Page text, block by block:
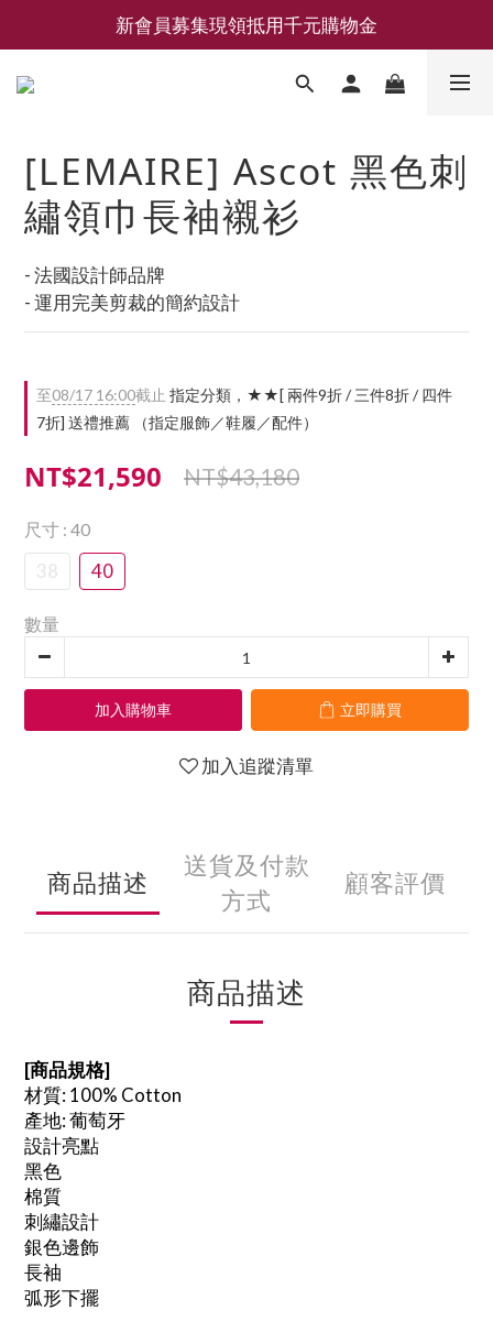
新會員募集現領抵用千元購物金
新會員募集現領抵用千元購物金
LEMAIRE 經典可頌包 NEW ARRIVAL
新會員募集現領抵用千元購物金
[LEMAIRE] Ascot 黑色刺
繡領巾長袖襯衫
- 法國設計師品牌
- 運用完美剪裁的簡約設計
至08/17 16:00截止 指定分類，★★[ 兩件9折 / 三件8折 / 四件
7折] 送禮推薦 （指定服飾／鞋履／配件）
NT$21,590 NT$43,180
尺寸 : 40
38 40
數量
加入購物車 立即購買
加入追蹤清單
商品描述
送貨及付款
方式
顧客評價
商品描述
[商品規格]
材質: 100% Cotton
產地: 葡萄牙
設計亮點
黑色
棉質
刺繡設計
銀色邊飾
長袖
弧形下擺